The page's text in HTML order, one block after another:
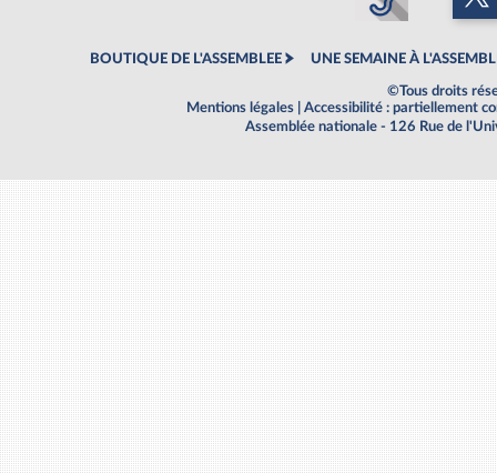
BOUTIQUE DE L'ASSEMBLEE UNE SEMAINE À
©Tous droits
Mentions légales
Accessibilité : partiellement
Assemblée nationale - 126 Rue de